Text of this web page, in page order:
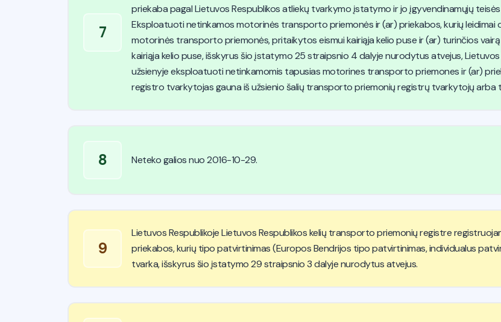
7
priekaba pagal Lietuvos Respublikos atliekų tvarkymo įstatymo ir jo įgyvendinamųjų
Eksploatuoti netinkamos motorinės transporto priemonės ir (ar) priekabos, kurių leidimai
motorinės transporto priemonės, pritaikytos eismui kairiąja kelio puse ir (ar) turinčios
kairiąja kelio puse, išskyrus šio įstatymo 25 straipsnio 4 dalyje nurodytus atvejus,
užsienyje eksploatuoti netinkamomis tapusias motorines transporto priemones ir (ar)
registro tvarkytojas gauna iš užsienio šalių transporto priemonių registrų tvarkytojų
8 Neteko galios nuo 2016-10-29.
9
Lietuvos Respublikoje Lietuvos Respublikos kelių transporto priemonių registre
priekabos, kurių tipo patvirtinimas (Europos Bendrijos tipo patvirtinimas, individualus
tvarka, išskyrus šio įstatymo 29 straipsnio 3 dalyje nurodytus atvejus.